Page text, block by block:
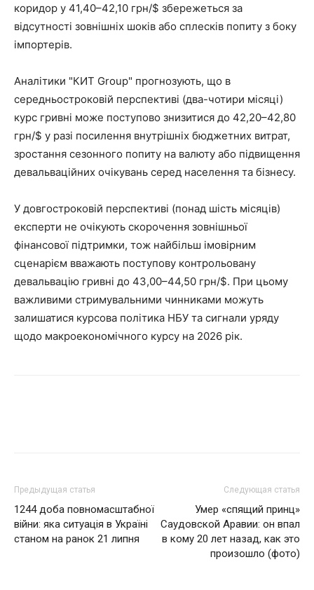
коридор у 41,40–42,10 грн/$ збережеться за
відсутності зовнішніх шоків або сплесків попиту з боку
імпортерів.
Аналітики "КИТ Group" прогнозують, що в
середньостроковій перспективі (два-чотири місяці)
курс гривні може поступово знизитися до 42,20–42,80
грн/$ у разі посилення внутрішніх бюджетних витрат,
зростання сезонного попиту на валюту або підвищення
девальваційних очікувань серед населення та бізнесу.
У довгостроковій перспективі (понад шість місяців)
експерти не очікують скорочення зовнішньої
фінансової підтримки, тож найбільш імовірним
сценарієм вважають поступову контрольовану
девальвацію гривні до 43,00–44,50 грн/$. При цьому
важливими стримувальними чинниками можуть
залишатися курсова політика НБУ та сигнали уряду
щодо макроекономічного курсу на 2026 рік.
Предыдущая статья
1244 доба повномасштабної
війни: яка ситуація в Україні
станом на ранок 21 липня
Следующая статья
Умер «спящий принц»
Саудовской Аравии: он впал
в кому 20 лет назад, как это
произошло (фото)